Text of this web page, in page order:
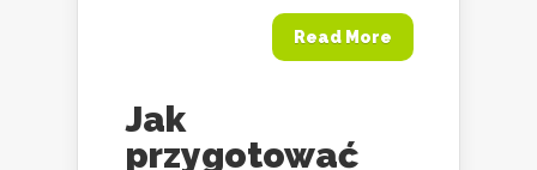
Read More
Jak
przygotować